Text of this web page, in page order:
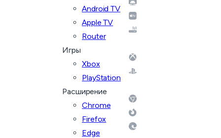
Android TV
Apple TV
Router
Игры
Xbox
PlayStation
Расширение
Chrome
Firefox
Edge